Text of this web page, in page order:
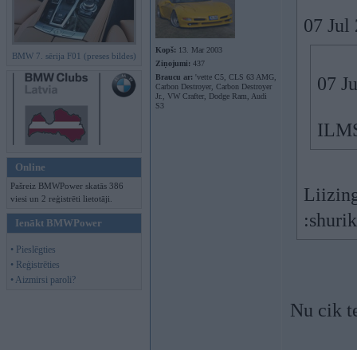
BMW 7. sērija F01 (preses bildes)
Online
Pašreiz BMWPower skatās 386
viesi un 2 reģistrēti lietotāji.
Ienākt BMWPower
• Pieslēgties
• Reģistrēties
• Aizmirsi paroli?
Kopš: 13. Mar 2003
Ziņojumi: 437
Braucu ar: 'vette C5, CLS 63 AMG,
Carbon Destroyer, Carbon Destroyer
Jr., VW Crafter, Dodge Ram, Audi
S3
07 Jul
07
Nu cik